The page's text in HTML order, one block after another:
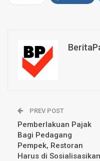
PREV POST
Pemberlakuan Pajak
Bagi Pedagang
Pempek, Restoran
Harus di Sosialisasikan